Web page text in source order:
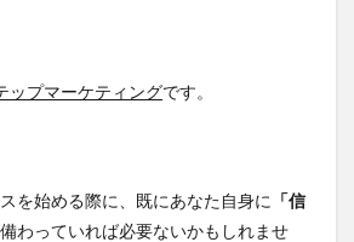
ップマーケティングです。
を始める際に、既にあなた自身に 「信
わっていれば必要ないかもしれませ